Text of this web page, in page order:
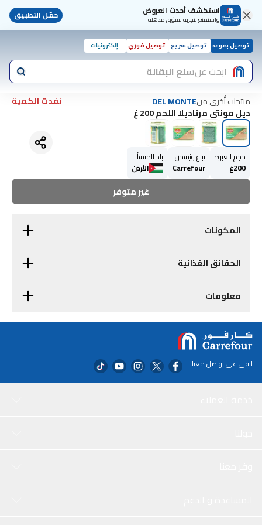
استكشف أحدث العروض
واستمتع بتجربة تسوّق مذهلة! حمّل التطبيق
توصيل بموعد توصيل سريع توصيل فوري إلكترونيات
ابحث عنسلع البقالة
منتجات أُخرى منDEL MONTE
نفدت الكمية
ديل مونتي مرتاديلا اللحم 200 غ
حجم العبوة
200غ
يباع ويُشحن
Carrefour
بلد المنشأ
الأردن
غير متوفر
المكونات
الحقائق الغذائية
معلومات
ابقى على تواصل معنا